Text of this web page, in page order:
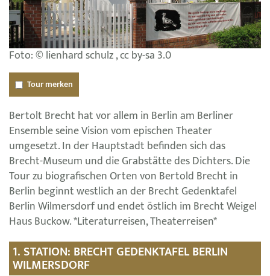
Foto: © lienhard schulz , cc by-sa 3.0
Tour merken
Bertolt Brecht hat vor allem in Berlin am Berliner
Ensemble seine Vision vom epischen Theater
umgesetzt. In der Hauptstadt befinden sich das
Brecht-Museum und die Grabstätte des Dichters. Die
Tour zu biografischen Orten von Bertold Brecht in
Berlin beginnt westlich an der Brecht Gedenktafel
Berlin Wilmersdorf und endet östlich im Brecht Weigel
Haus Buckow. *Literaturreisen, Theaterreisen*
1. STATION: BRECHT GEDENKTAFEL BERLIN
WILMERSDORF